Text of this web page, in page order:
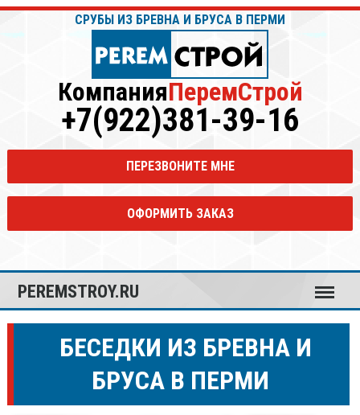
СРУБЫ ИЗ БРЕВНА И БРУСА В ПЕРМИ
КомпанияПеремСтрой
+7(922)381-39-16
ПЕРЕЗВОНИТЕ МНЕ
ОФОРМИТЬ ЗАКАЗ
PEREMSTROY.RU Меню
БЕСЕДКИ ИЗ БРЕВНА И
БРУСА В ПЕРМИ